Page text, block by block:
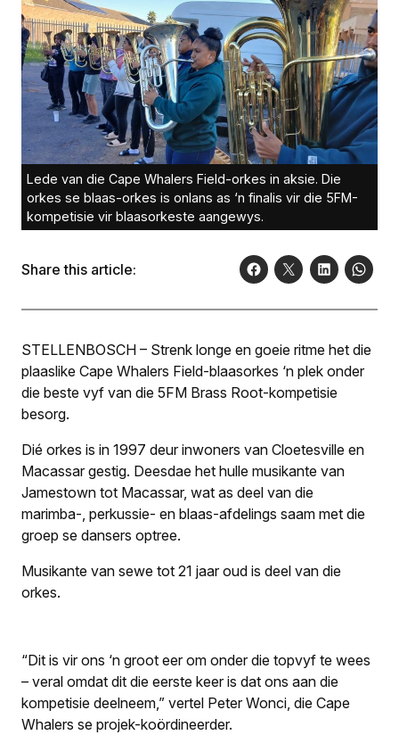
Lede van die Cape Whalers Field-orkes in aksie. Die
orkes se blaas-orkes is onlans as ‘n finalis vir die 5FM-
kompetisie vir blaasorkeste aangewys.
Share this article:
STELLENBOSCH – Strenk longe en goeie ritme het die
plaaslike Cape Whalers Field-blaasorkes ‘n plek onder
die beste vyf van die 5FM Brass Root-kompetisie
besorg.
Dié orkes is in 1997 deur inwoners van Cloetesville en
Macassar gestig. Deesdae het hulle musikante van
Jamestown tot Macassar, wat as deel van die
marimba-, perkussie- en blaas-afdelings saam met die
groep se dansers optree.
Musikante van sewe tot 21 jaar oud is deel van die
orkes.
“Dit is vir ons ‘n groot eer om onder die topvyf te wees
– veral omdat dit die eerste keer is dat ons aan die
kompetisie deelneem,” vertel Peter Wonci, die Cape
Whalers se projek-koördineerder.